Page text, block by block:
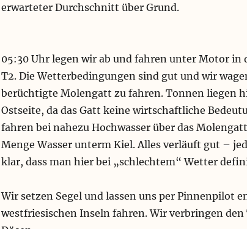
erwarteter Durchschnitt über Grund.
05:30 Uhr legen wir ab und fahren unter Motor in
T2. Die Wetterbedingungen sind gut und wir
berüchtigte Molengatt zu fahren. Tonnen liegen
Ostseite, da das Gatt keine wirtschaftliche
fahren bei nahezu Hochwasser über das
Menge Wasser unterm Kiel. Alles verläuft gut –
klar, dass man hier bei „schlechtem“ Wetter
Wir setzen Segel und lassen uns per Pinnenpilot
westfriesischen Inseln fahren. Wir verbringen den